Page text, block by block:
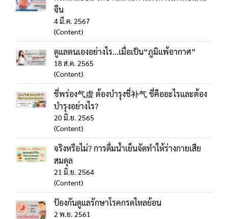
จีน
4 มี.ค. 2567
(Content)
ดูแลตนเองอย่างไร...เมื่อเป็น“ภูมิแพ้อากาศ”
18 ส.ค. 2565
(Content)
ชี่พร่อง气虚 ต้องบํารุงชี่补气 ชี่คืออะไรและต้อง
บำรุงอย่างไร?
20 มิ.ย. 2565
(Content)
จริงหรือไม่? การดื่มน้ำเย็นจัดทำให้ร่างกายเสีย
สมดุล
21 มิ.ย. 2564
(Content)
ป้องกันดูแลรักษาโรคกรดไหลย้อน
2 พ.ย. 2561